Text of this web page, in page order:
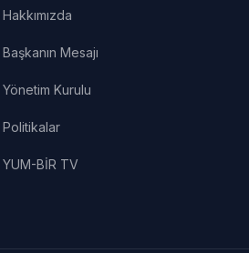
Hakkımızda
Başkanın Mesajı
Yönetim Kurulu
Politikalar
YUM-BİR TV